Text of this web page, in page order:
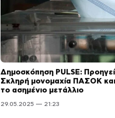
Δημοσκόπηση PULSE:
Σκληρή μονομαχία ΠΑΣΟΚ
το ασημένιο μετάλλιο
29.05.2025 — 21:23